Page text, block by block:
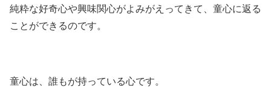
純粋な好奇心や興味関心がよみがえってきて、童心に返る
ことができるのです。
童心は、誰もが持っている心です。